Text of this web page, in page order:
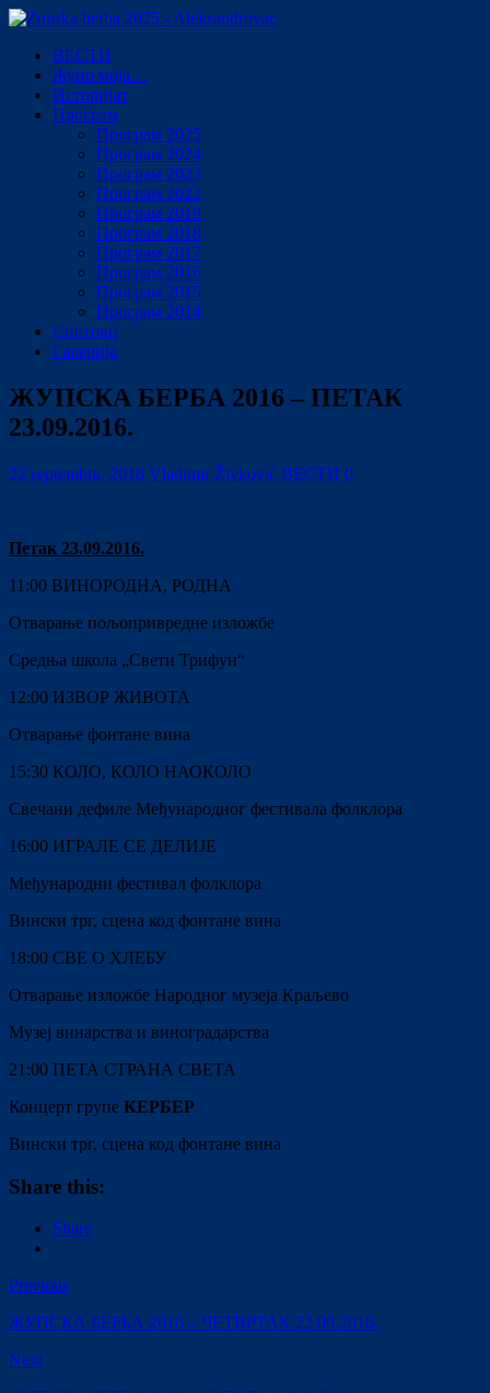
ВЕСТИ
Жупо моја…
Историјат
Програм
Програм 2025
Програм 2024
Програм 2023
Програм 2022
Програм 2019
Програм 2018
Програм 2017
Програм 2016
Програм 2015
Програм 2014
Спотови
Галерија
ЖУПСКА БЕРБА 2016 – ПЕТАК
23.09.2016.
22 septembra, 2016 Vladimir Živković ВЕСТИ 0
Петак 23.09.2016.
11:00 ВИНОРОДНА, РОДНА
Отварање пољопривредне изложбе
Средња школа „Свети Трифун“
12:00 ИЗВОР ЖИВОТА
Отварање фонтане вина
15:30 КОЛО, КОЛО НАОКОЛО
Свечани дефиле Међународног фестивала фолклора
16:00 ИГРАЛЕ СЕ ДЕЛИЈЕ
Међународни фестивал фолклора
Вински трг, сцена код фонтане вина
18:00 СВЕ О ХЛЕБУ
Отварање изложбе Народног музеја Краљево
Музеј винарства и виноградарства
21:00 ПЕТА СТРАНА СВЕТА
Концерт групе КЕРБЕР
Вински трг, сцена код фонтане вина
Share this:
Share
Previous
ЖУПСКА БЕРБА 2016 – ЧЕТВРТАК 22.09.2016.
Next